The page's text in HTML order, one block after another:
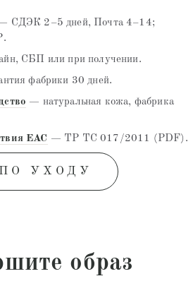
СДЭК 2–5 дней, Почта 4–14;
СБП или при получении.
фабрики 30 дней.
— натуральная кожа, фабрика
EAC — ТР ТС 017/2011 (PDF).
УХОДУ
образ